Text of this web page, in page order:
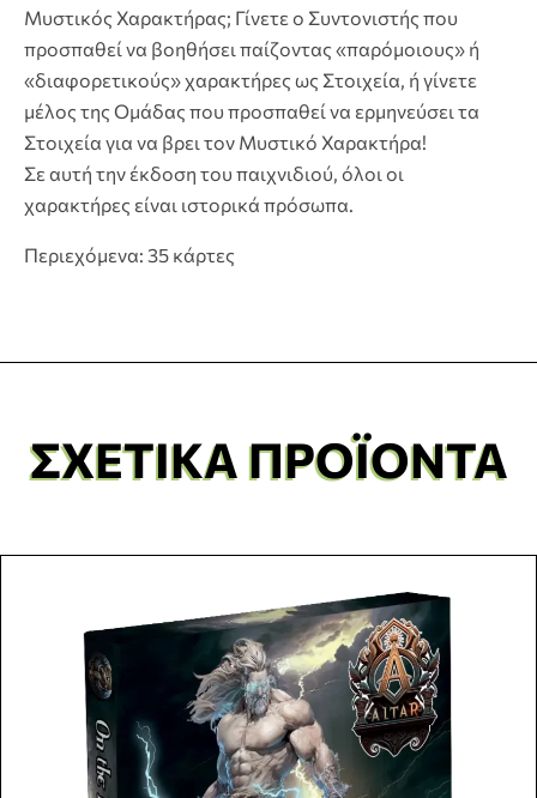
Μυστικός Χαρακτήρας; Γίνετε ο Συντονιστής που
προσπαθεί να βοηθήσει παίζοντας «παρόμοιους» ή
«διαφορετικούς» χαρακτήρες ως Στοιχεία, ή γίνετε
μέλος της Ομάδας που προσπαθεί να ερμηνεύσει τα
Στοιχεία για να βρει τον Μυστικό Χαρακτήρα!
Σε αυτή την έκδοση του παιχνιδιού, όλοι οι
χαρακτήρες είναι ιστορικά πρόσωπα.
Περιεχόμενα: 35 κάρτες
ΣΧΕΤΙΚΆ ΠΡΟΪΌΝΤΑ